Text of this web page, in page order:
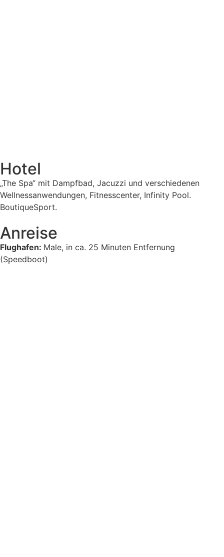
Hotel
„The Spa“ mit Dampfbad, Jacuzzi und verschiedenen
Wellnessanwendungen, Fitnesscenter, Infinity Pool.
BoutiqueSport.
Anreise
Flughafen: Male, in ca. 25 Minuten Entfernung
(Speedboot)